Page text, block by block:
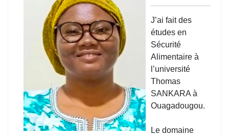
J’ai fait des
études en
Sécurité
Alimentaire à
l’université
Thomas
SANKARA à
Ouagadougou.
Le domaine